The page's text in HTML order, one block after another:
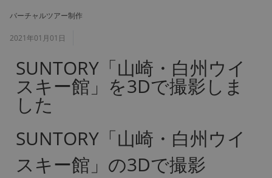
バーチャルツアー制作
2021年01月01日
SUNTORY「山崎・白州ウイ
スキー館」を3Dで撮影しま
した
SUNTORY「山崎・白州ウイ
スキー館」の3Dで撮影